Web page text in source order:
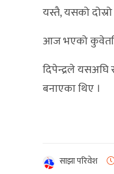
यस्तै, यसको
आज भएको
दिपेन्द्रले
बनाएका थिए ।
साझा परिवेश